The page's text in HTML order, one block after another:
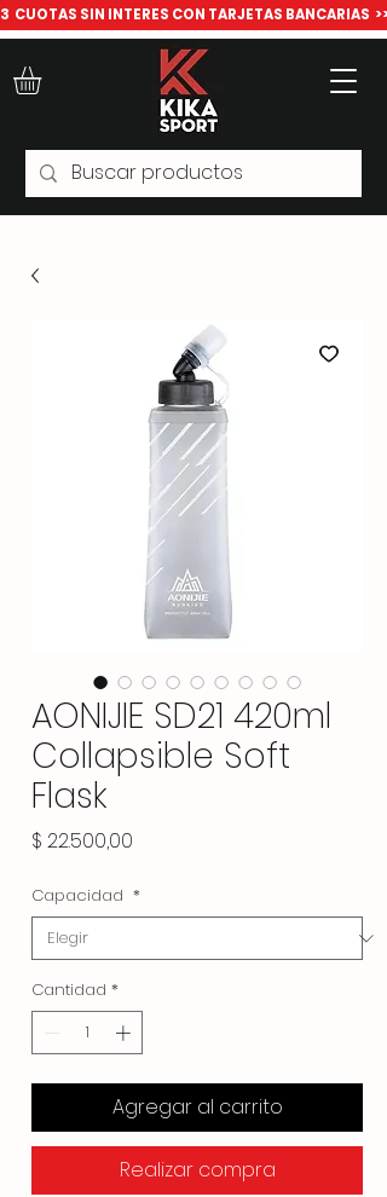
​3  CUOTAS SIN INTERES CON TARJETAS
AONIJIE SD21 420ml
Collapsible Soft
Flask
$ 22.500,00
Capacidad *
Cantidad *
Agregar al carrito
Realizar compra